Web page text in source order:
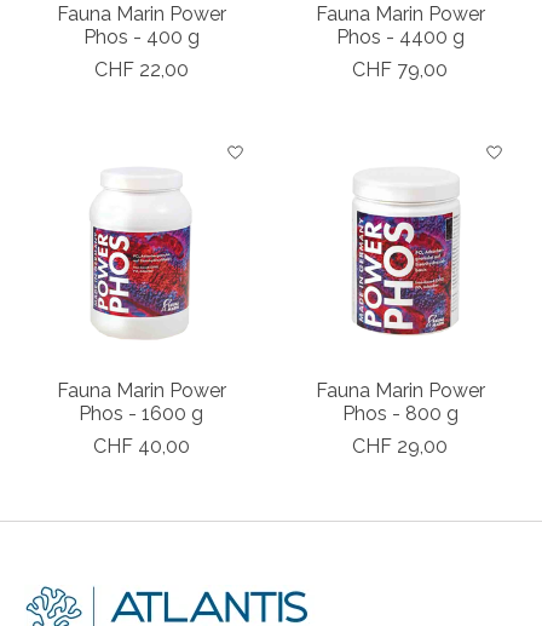
Fauna Marin Power
Phos - 400 g
CHF 22,00
Fauna Marin Power
Phos - 4400 g
CHF 79,00
Fauna Marin Power
Phos - 1600 g
CHF 40,00
Fauna Marin Power
Phos - 800 g
CHF 29,00